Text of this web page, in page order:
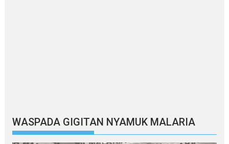
WASPADA GIGITAN NYAMUK MALARIA